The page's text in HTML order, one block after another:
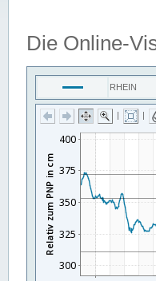
Die Online-